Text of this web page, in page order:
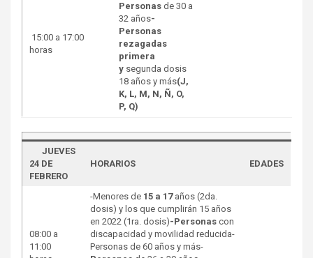
15:00 a 17:00
horas
Personas de 30 a
32 años-
Personas
rezagadas
primera
y segunda dosis
18 años y más(J,
K, L, M, N, Ñ, O,
P, Q)
JUEVES
24 DE
FEBRERO
HORARIOS EDADES
08:00 a
11:00
-Menores de 15 a 17años (2da.
dosis) y los que cumplirán 15 años
en 2022 (1ra. dosis)-Personas con
discapacidad y movilidad reducida-
Personas de 60 años y más-